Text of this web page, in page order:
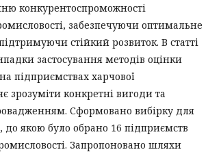
конкурентоспроможності
забезпечуючи оптимальне
стійкий розвиток. В статті
застосування методів оцінки
підприємствах харчової
зрозуміти конкретні вигоди та
Сформовано вибірку для
до якою було обрано 16 підприємств
Запропоновано шляхи